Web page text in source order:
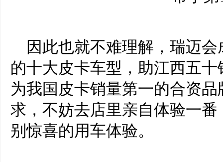
因此也就不难理解，瑞迈
的十大皮卡车型，助江西五
为我国皮卡销量第一的合资
求，不妨去店里亲自体验一
别惊喜的用车体验。